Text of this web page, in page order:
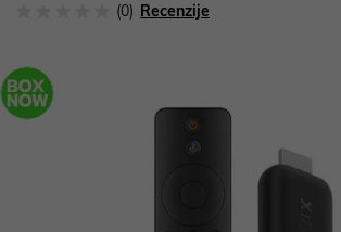
(0) Recenzije